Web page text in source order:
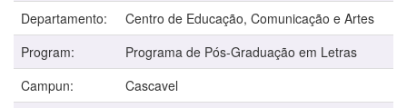
Departamento:
Centro de Educação, Comunicação e Artes
Program:
Programa de Pós-Graduação em Letras
Campun:
Cascavel